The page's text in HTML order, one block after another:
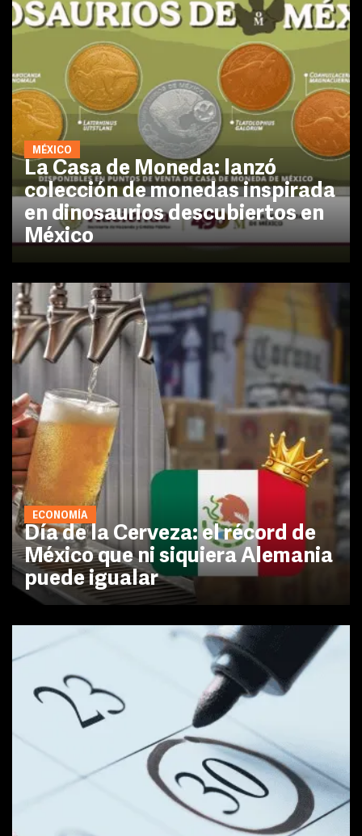
MÉXICO
La Casa de Moneda: lanzó
colección de monedas inspirada
en dinosaurios descubiertos en
México
ECONOMÍA
Día de la Cerveza: el récord de
México que ni siquiera Alemania
puede igualar